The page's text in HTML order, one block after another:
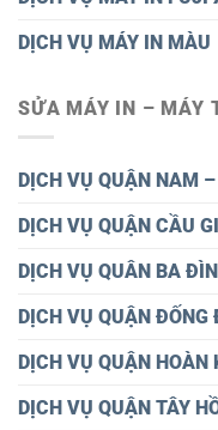
DỊCH VỤ MÁY IN MÀU
SỬA MÁY IN – MÁY
DỊCH VỤ QUẬN NAM
DỊCH VỤ QUẬN CẦU
DỊCH VỤ QUÂN BA
DỊCH VỤ QUẬN ĐỐNG
DỊCH VỤ QUẬN HOÀN
DỊCH VỤ QUẬN TÂY